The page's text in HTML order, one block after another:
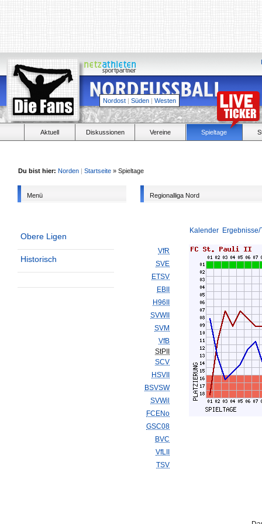
Nordost | Süden | Westen
Aktuell Diskussionen Vereine Spieltage
Du bist hier: Norden | Startseite » Spieltage
Menü
Obere Ligen
Historisch
Regionalliga Nord
Kalender
VfR
SVE
ETSV
EBII
H96II
SVWII
SVM
VfB
StPII
SCV
HSVII
BSVSW
SVWil
FCENo
GSC08
BVC
VfLII
TSV